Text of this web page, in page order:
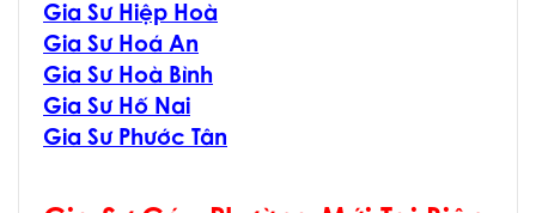
Gia Sư Hiệp Hoà
Gia Sư Hoá An
Gia Sư Hoà Bình
Gia Sư Hố Nai
Gia Sư Phước Tân